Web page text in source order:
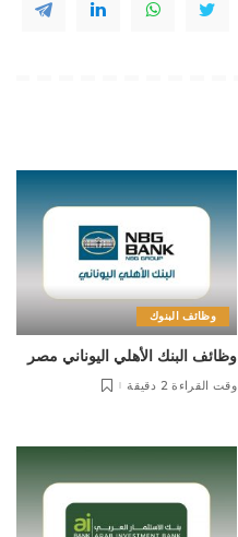
وظائف البنوك
وظائف البنك الأهلي اليوناني مصر
وقت القراءة 2 دقيقة